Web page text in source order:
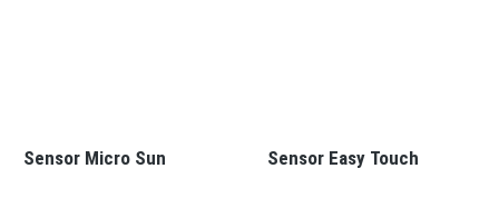
Sensor Micro Sun Sensor Easy Touch